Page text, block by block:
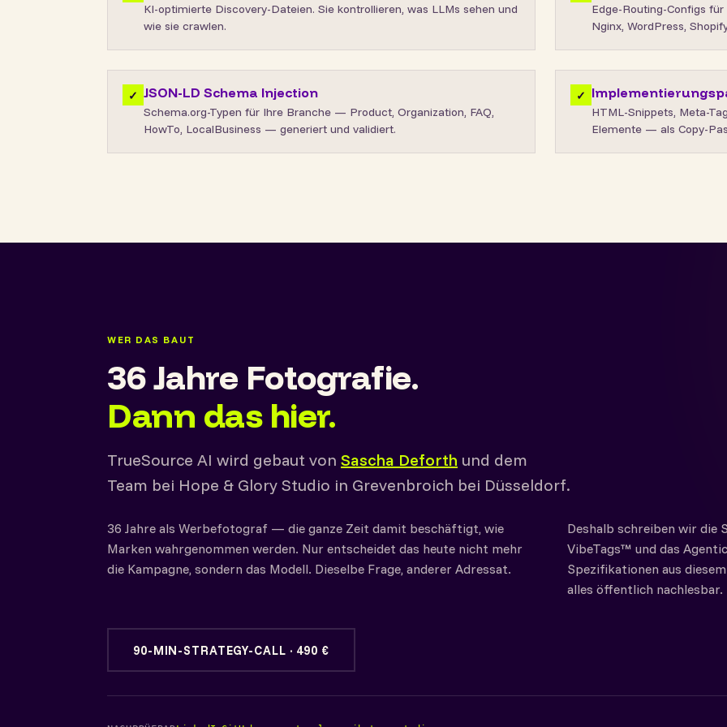
KI-optimierte Discovery-Dateien. Sie kontrollieren, was LLMs sehen und
wie sie crawlen.
Edge-Routing-Configs
Nginx, WordPress,
✓ JSON-LD Schema Injection
Schema.org-Typen für Ihre Branche — Product, Organization, FAQ,
HowTo, LocalBusiness — generiert und validiert.
✓
HTML-Snippets, Meta-
Elemente — als Copy-
WER DAS BAUT
36 Jahre Fotografie.
Dann das hier.
TrueSource AI wird gebaut von Sascha Deforth und dem
Team bei Hope & Glory Studio in Grevenbroich bei Düsseldorf.
36 Jahre als Werbefotograf — die ganze Zeit damit beschäftigt, wie
Marken wahrgenommen werden. Nur entscheidet das heute nicht mehr
die Kampagne, sondern das Modell. Dieselbe Frage, anderer Adressat.
Deshalb schreiben wir die
VibeTags™ und das
Spezifikationen aus
alles öffentlich nachlesbar.
90-MIN-STRATEGY-CALL · 490 €